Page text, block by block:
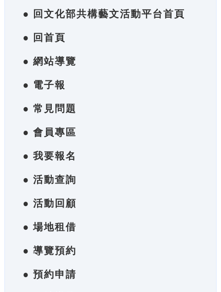
● 回文化部共構藝文活動平台首頁
● 回首頁
● 網站導覽
● 電子報
● 常見問題
● 會員專區
● 我要報名
● 活動查詢
● 活動回顧
● 場地租借
● 導覽預約
● 預約申請